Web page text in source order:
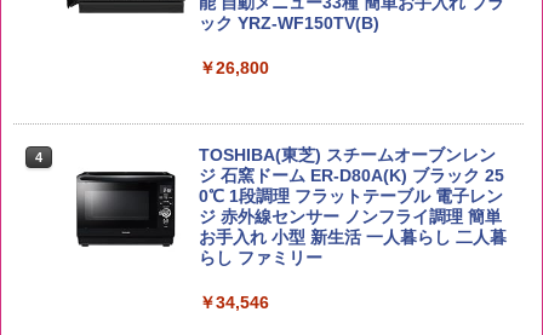
￥3,396
新潟県産新之助 無洗米 5kg 令和7年産
￥4,536
容量 4リットル
￥4,329
白州 Story of the Distillery 2026 化粧箱
￥2,293
らに塩分控えめ 78g×12個
￥2,989
ップ麺 78g×20個
ック YRZ-WF150TV(B)
￥26,800
4
TOSHIBA(東芝) スチームオーブンレン
ジ 石窯ドーム ER-D80A(K) ブラック 25
0℃ 1段調理 フラットテーブル 電子レン
ジ 赤外線センサー ノンフライ調理 簡単
お手入れ 小型 新生活 一人暮らし 二人暮
らし ファミリー
￥34,546